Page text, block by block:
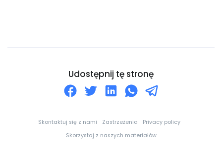
Udostępnij tę stronę
Skontaktuj się z nami Zastrzeżenia
Privacy policy
Skorzystaj z naszych materiałów